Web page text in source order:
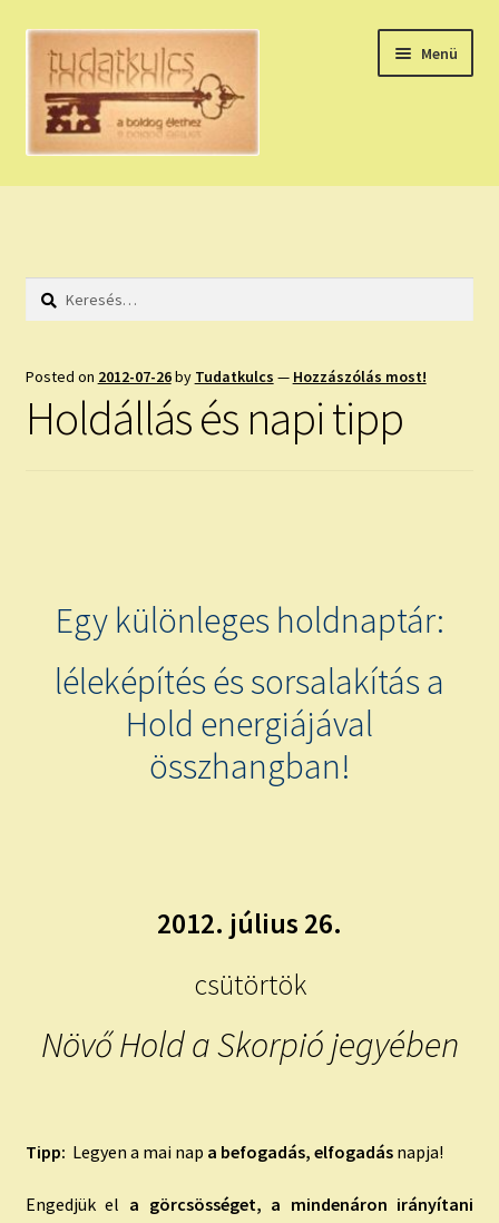
Ugrás
navigációhoz
Kilépés
tartalomba
Menü
HÚZZ EGY KÁRTYÁT!
HOLDNAPTÁR
NAPI ASZTROLÓGIA
TAROT ELEMZÉS MEGRENDELÉSE LIMITÁLT!
Keresés:
Posted on 2012-07-26by Tudatkulcs — Hozzászólás most!
Holdállás és napi tipp
Egy különleges holdnaptár:
léleképítés és sorsalakítás a
Hold energiájával
összhangban!
2012. július 26.
csütörtök
Növő Hold a Skorpió jegyében
Tipp: Legyen a mai nap a befogadás, elfogadás napja!
Engedjük el a görcsösséget, a mindenáron irányítani